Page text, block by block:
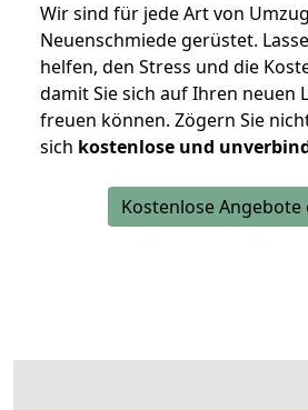
Wir sind für jede Art von
Neuenschmiede gerüstet.
helfen, den Stress und die
damit Sie sich auf Ihren neuen
freuen können. Zögern Sie
sich kostenlose und
Kostenlose Angebote